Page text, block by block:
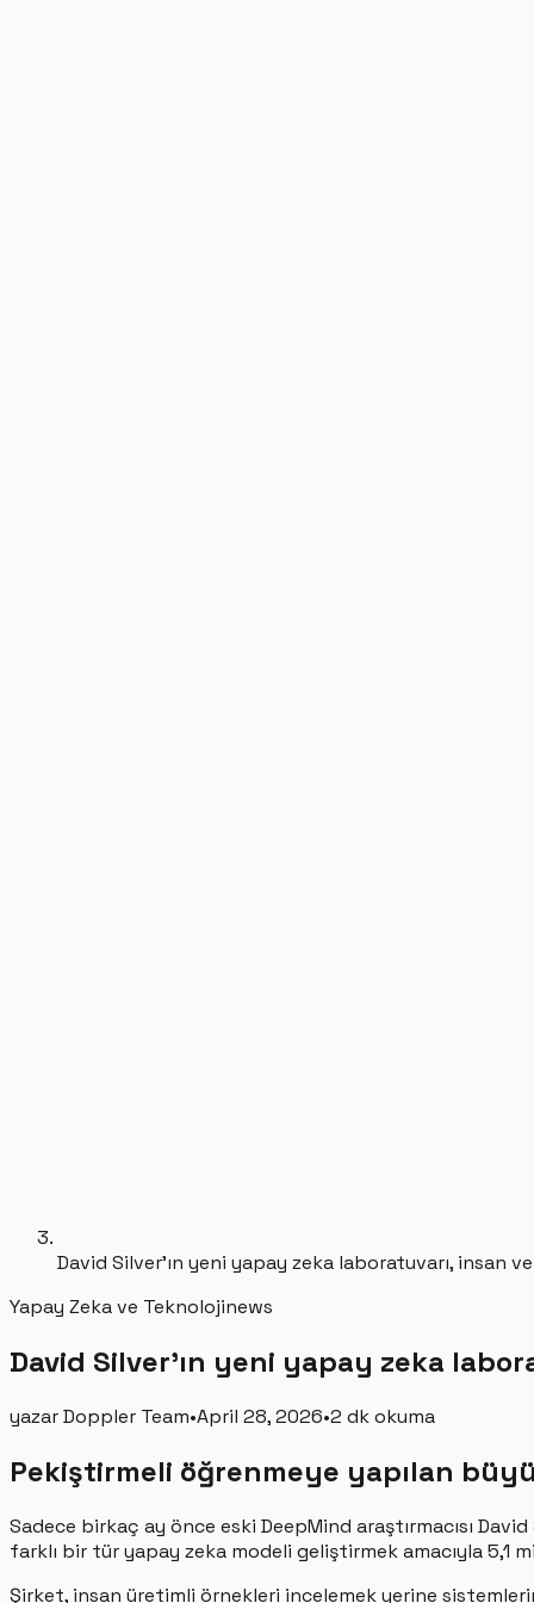
David Silver'ın yeni yapay zeka laboratuvarı, insan
Yapay Zeka ve Teknolojinews
David Silver'ın yeni yapay zeka
yazarDoppler Team•April 28, 2026•2 dk okuma
Pekiştirmeli öğrenmeye yapılan
Sadece birkaç ay önce eski DeepMind araştırmacısı
farklı bir tür yapay zeka modeli geliştirmek amacıyla 5,1
Şirket, insan üretimli örnekleri incelemek yerine